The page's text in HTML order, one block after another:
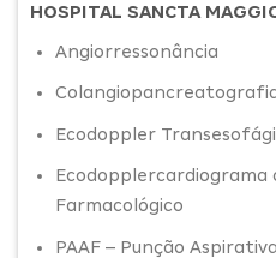
HOSPITAL SANCTA
Angiorressonância
Colangiopancreatografia
Ecodoppler
Ecodopplercardiograma
Farmacológico
PAAF – Punção